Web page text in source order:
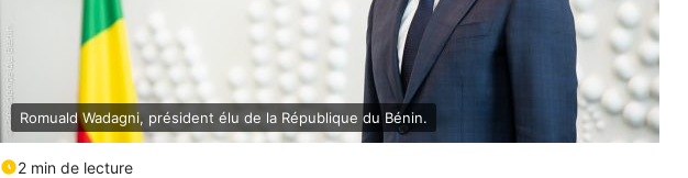
Romuald Wadagni, président élu de la République du Bénin.
2 min de lecture